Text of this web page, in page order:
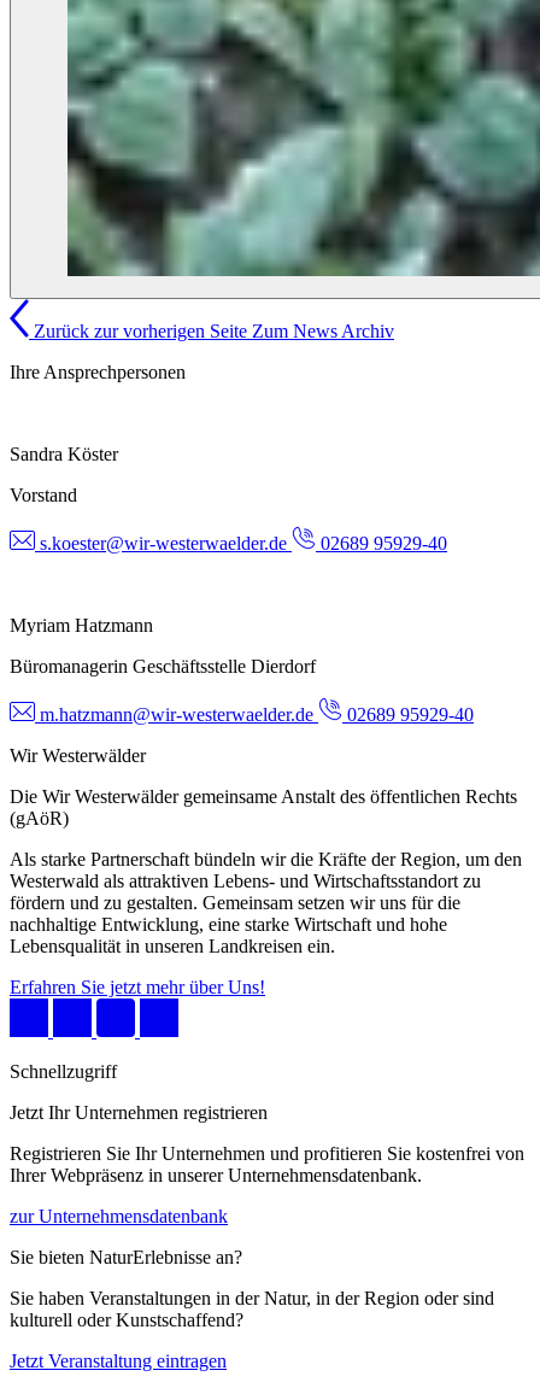
Zurück zur vorherigen Seite Zum News Archiv
Ihre Ansprechpersonen
Sandra Köster
Vorstand
s.koester@wir-westerwaelder.de 02689 95929-40
Myriam Hatzmann
Büromanagerin Geschäftsstelle Dierdorf
m.hatzmann@wir-westerwaelder.de
02689 95929-40
Wir Westerwälder
Die Wir Westerwälder gemeinsame Anstalt des öffentlichen Rechts
(gAöR)
Als starke Partnerschaft bündeln wir die Kräfte der Region, um den
Westerwald als attraktiven Lebens- und Wirtschaftsstandort zu
fördern und zu gestalten. Gemeinsam setzen wir uns für die
nachhaltige Entwicklung, eine starke Wirtschaft und hohe
Lebensqualität in unseren Landkreisen ein.
Erfahren Sie jetzt mehr über Uns!
Schnellzugriff
Jetzt Ihr Unternehmen registrieren
Registrieren Sie Ihr Unternehmen und profitieren Sie kostenfrei von
Ihrer Webpräsenz in unserer Unternehmensdatenbank.
zur Unternehmensdatenbank
Sie bieten NaturErlebnisse an?
Sie haben Veranstaltungen in der Natur, in der Region oder sind
kulturell oder Kunstschaffend?
Jetzt Veranstaltung eintragen